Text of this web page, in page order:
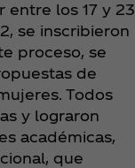
los 17 y 23
se inscribieron
proceso, se
de
Todos
y lograron
académicas,
que